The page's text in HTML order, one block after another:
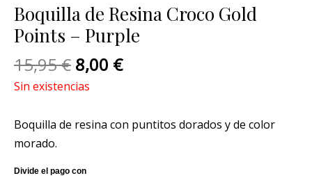
Boquilla de Resina Croco Gold
Points – Purple
15,95€ 8,00 €
Sin existencias
Boquilla de resina con puntitos dorados y de color
morado.